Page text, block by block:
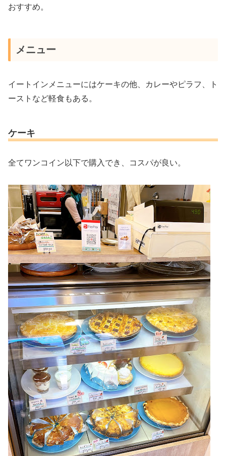
おすすめ。
メニュー
イートインメニューにはケーキの他、カレーやピラフ、ト
ーストなど軽食もある。
ケーキ
全てワンコイン以下で購入でき、コスパが良い。